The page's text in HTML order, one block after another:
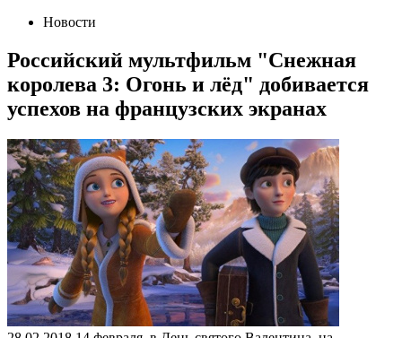
Новости
Российский мультфильм "Снежная
королева 3: Огонь и лёд" добивается
успехов на французских экранах